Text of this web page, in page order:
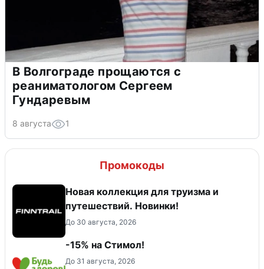
В Волгограде прощаются с
реаниматологом Сергеем
Гундаревым
8 августа 1
Промокоды
Новая коллекция для труизма и
путешествий. Новинки!
До 30 августа, 2026
-15% на Стимол!
До 31 августа, 2026